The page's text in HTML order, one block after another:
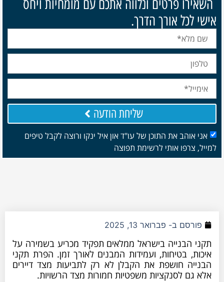
השאירו פרטים ונלווה אתכם עם מומחיות ויחס
אישי לכל אורך הדרך.
אני אוהב את התוכן של עו"ד און איל ינקו ורוצה לקבל טיפים
למייל, צרפו אותי לרשימת תפוצה
שליחת הודעה
פורסם ב- פברואר 13, 2025
תקני הבנייה בישראל ממלאים תפקיד מכריע בשמירה על
איכות, בטיחות, ועמידות המבנים לאורך זמן. הפרת תקני
הבנייה חושפת את הקבלן לא רק לתביעות מצד דיירים
אלא גם לסנקציות משפטיות חמורות מצד הרשויות.